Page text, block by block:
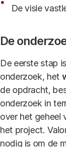
De visie
De
De eerste stap
onderzoek, het
de opdracht,
onderzoek in
over het geheel
het project.
nodig is om de